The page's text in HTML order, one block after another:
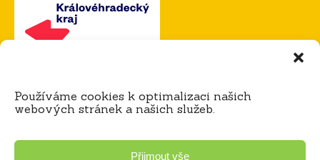
Používáme cookies k optimalizaci našich
webových stránek a našich služeb.
Přijmout vše
Mgr. Alena Goisová, ředitelka domova
tel.:604 273 183 / 725 921 365
Bc. Miloš Čihák, zástupce ředitele